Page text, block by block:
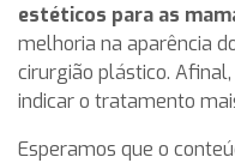
estéticos para as
melhoria na aparência
cirurgião plástico.
indicar o tratamento
Esperamos que o